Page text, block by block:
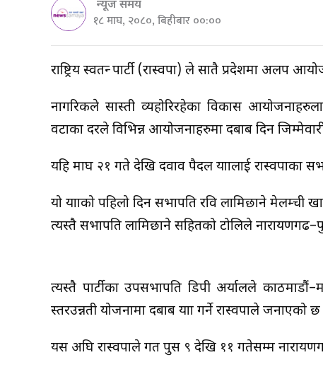
न्यूज समय
१८ माघ, २०८०, बिहीबार ००:००
राष्ट्रिय स्वतन्त्र पार्टी (रास्वपा) ले सातै प्रदेशमा
नागरिकले सास्ती व्यहोरिरहेका विकास
वटाका दरले विभिन्न आयोजनाहरुमा दबाब दिन
यहि माघ २१ गते देखि दवाव पैदल यात्रालाई रास्वपाका
यो यात्राको पहिलो दिन सभापति रवि लामिछाने मेलम्ची
त्यस्तै सभापति लामिछाने सहितको टोलिले
त्यस्तै पार्टीका उपसभापति डिपी अर्यालले
स्तरउन्नती योजनामा दबाब यात्रा गर्ने रास्वपाले जनाएको छ
यस अघि रास्वपाले गत पुस ९ देखि ११ गतेसम्म